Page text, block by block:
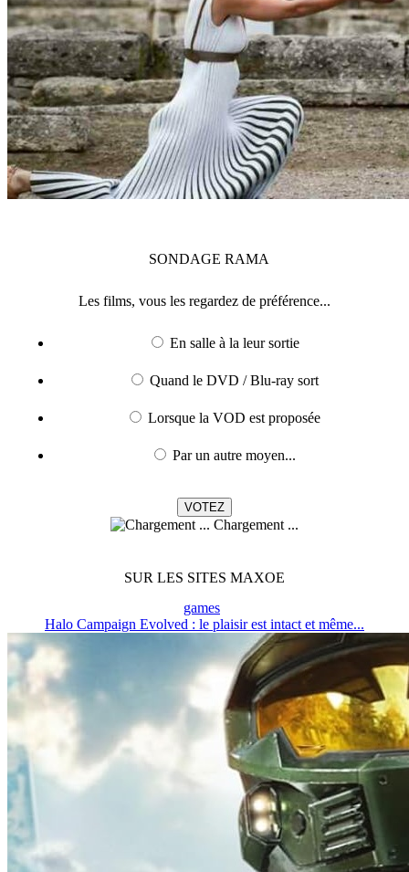
SONDAGE RAMA
Les films, vous les regardez de préférence...
En salle à la leur sortie
Quand le DVD / Blu-ray sort
Lorsque la VOD est proposée
Par un autre moyen...
Chargement ...
SUR LES SITES MAXOE
games
Halo Campaign Evolved : le plaisir est intact et même...